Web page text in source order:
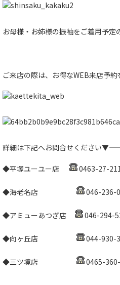
お母様・お姉様の振袖をご着用予定
ご来店の際は、お得なWEB来店予約
詳細は下記へお問合せください
◆平塚ユーユー店 0463-27-
◆海老名店 046-236-
◆アミューあつぎ店 046-294-
◆向ヶ丘店 044-930-
◆三ツ境店 0465-